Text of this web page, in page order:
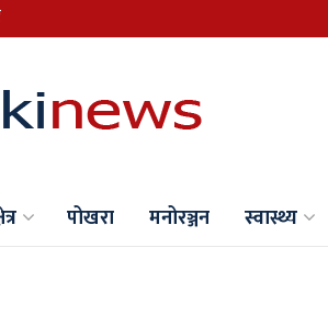
पोखरा मनोरञ्जन स्वास्थ्य